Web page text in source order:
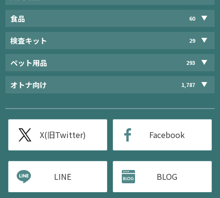
食品 60
検査キット 29
ペット用品 293
オトナ向け 1,787
X(旧Twitter) Facebook
LINE BLOG